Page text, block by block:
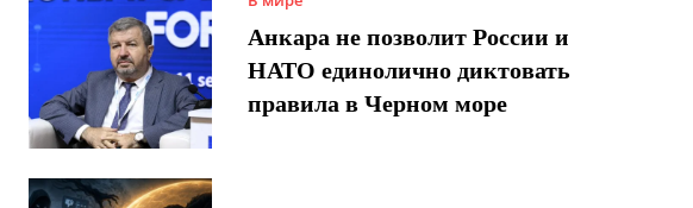
Анкара не позволит России и
НАТО единолично диктовать
правила в Черном море